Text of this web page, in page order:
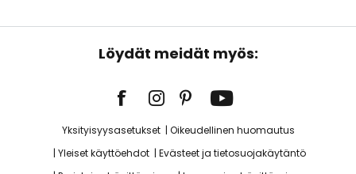
Löydät meidät myös:
Yksityisyysasetukset
Oikeudellinen huomautus
Yleiset käyttöehdot
Evästeet ja tietosuojakäytäntö